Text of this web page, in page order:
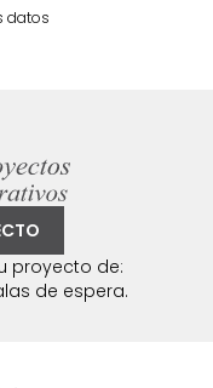
datos
proyecto de:
de espera.